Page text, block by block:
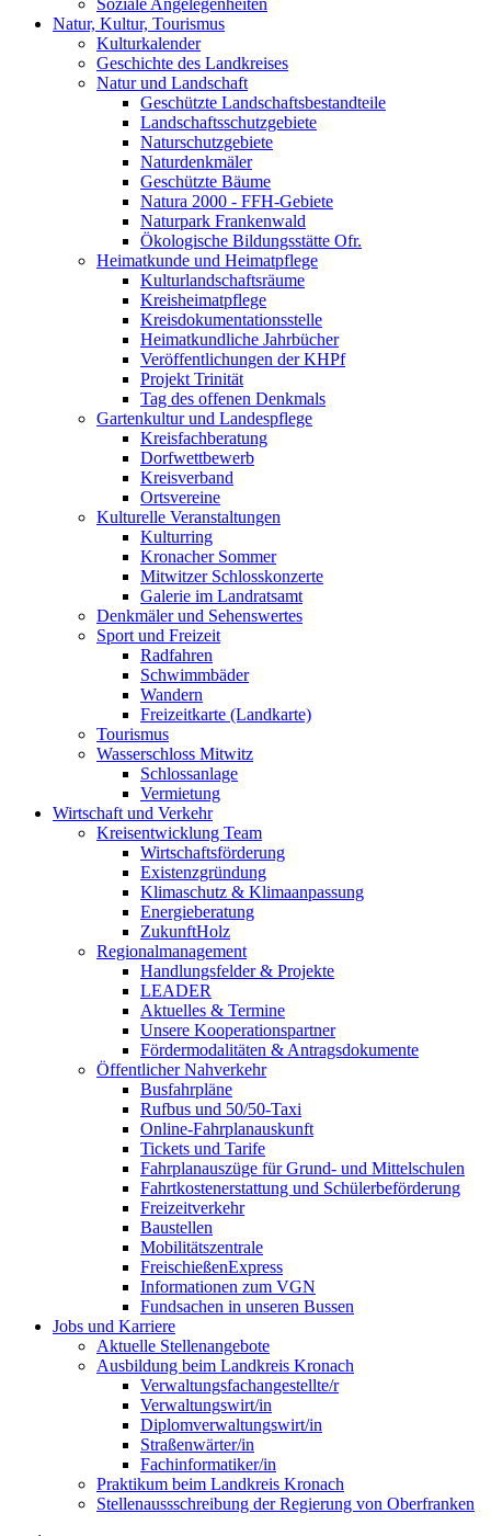
Soziale Angelegenheiten
Natur, Kultur, Tourismus
Kulturkalender
Geschichte des Landkreises
Natur und Landschaft
Geschützte Landschaftsbestandteile
Landschaftsschutzgebiete
Naturschutzgebiete
Naturdenkmäler
Geschützte Bäume
Natura 2000 - FFH-Gebiete
Naturpark Frankenwald
Ökologische Bildungsstätte Ofr.
Heimatkunde und Heimatpflege
Kulturlandschaftsräume
Kreisheimatpflege
Kreisdokumentationsstelle
Heimatkundliche Jahrbücher
Veröffentlichungen der KHPf
Projekt Trinität
Tag des offenen Denkmals
Gartenkultur und Landespflege
Kreisfachberatung
Dorfwettbewerb
Kreisverband
Ortsvereine
Kulturelle Veranstaltungen
Kulturring
Kronacher Sommer
Mitwitzer Schlosskonzerte
Galerie im Landratsamt
Denkmäler und Sehenswertes
Sport und Freizeit
Radfahren
Schwimmbäder
Wandern
Freizeitkarte (Landkarte)
Tourismus
Wasserschloss Mitwitz
Schlossanlage
Vermietung
Wirtschaft und Verkehr
Kreisentwicklung Team
Wirtschaftsförderung
Existenzgründung
Klimaschutz & Klimaanpassung
Energieberatung
ZukunftHolz
Regionalmanagement
Handlungsfelder & Projekte
LEADER
Aktuelles & Termine
Unsere Kooperationspartner
Fördermodalitäten & Antragsdokumente
Öffentlicher Nahverkehr
Busfahrpläne
Rufbus und 50/50-Taxi
Online-Fahrplanauskunft
Tickets und Tarife
Fahrplanauszüge für Grund- und Mittelschulen
Fahrtkostenerstattung und Schülerbeförderung
Freizeitverkehr
Baustellen
Mobilitätszentrale
FreischießenExpress
Informationen zum VGN
Fundsachen in unseren Bussen
Jobs und Karriere
Aktuelle Stellenangebote
Ausbildung beim Landkreis Kronach
Verwaltungsfachangestellte/r
Verwaltungswirt/in
Diplomverwaltungswirt/in
Straßenwärter/in
Fachinformatiker/in
Praktikum beim Landkreis Kronach
Stellenaussschreibung der Regierung von Oberfranken